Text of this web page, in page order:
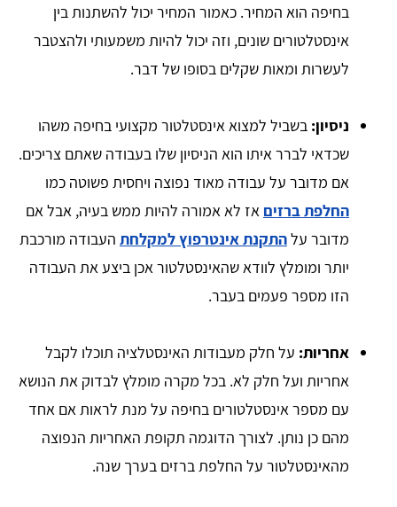
בחיפה הוא המחיר. כאמור המחיר יכול להשתנות בין
אינסטלטורים שונים, וזה יכול להיות משמעותי ולהצטבר
לעשרות ומאות שקלים בסופו של דבר.
ניסיון: בשביל למצוא אינסטלטור מקצועי בחיפה משהו
שכדאי לברר איתו הוא הניסיון שלו בעבודה שאתם צריכים.
אם מדובר על עבודה מאוד נפוצה ויחסית פשוטה כמו
החלפת ברזים אז לא אמורה להיות ממש בעיה, אבל אם
מדובר עלהתקנת אינטרפוץ למקלחת העבודה מורכבת
יותר ומומלץ לוודא שהאינסטלטור אכן ביצע את העבודה
הזו מספר פעמים בעבר.
אחריות: על חלק מעבודות האינסטלציה תוכלו לקבל
אחריות ועל חלק לא. בכל מקרה מומלץ לבדוק את הנושא
עם מספר אינסטלטורים בחיפה על מנת לראות אם אחד
מהם כן נותן. לצורך הדוגמה תקופת האחריות הנפוצה
מהאינסטלטור על החלפת ברזים בערך שנה.